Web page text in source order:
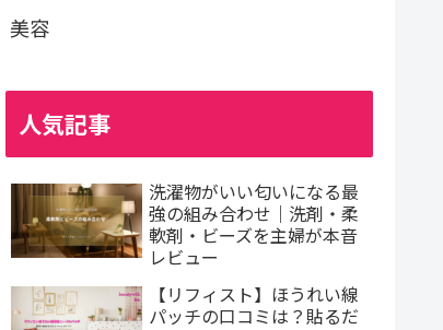
美容
人気記事
洗濯物がいい匂いになる最
強の組み合わせ｜洗剤・柔
軟剤・ビーズを主婦が本音
レビュー
【リフィスト】ほうれい線
パッチの口コミは？貼るだ